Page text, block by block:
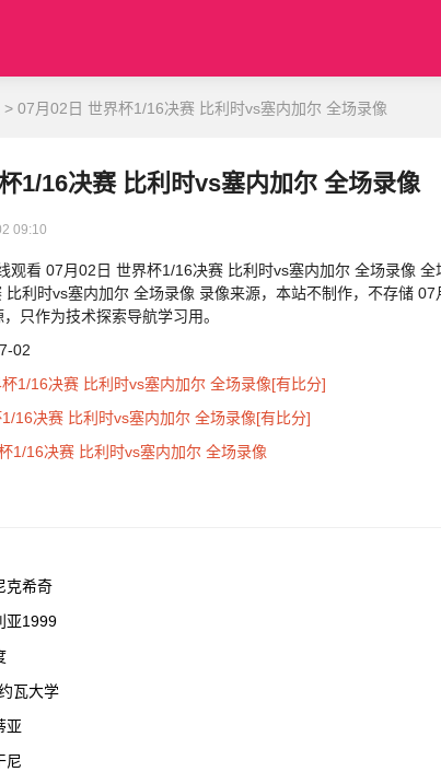
> 07月02日 世界杯1/16决赛 比利时vs塞内加尔 全场录像
1/16决赛 比利时vs塞内加尔 全场录像
09:10
观看 07月02日 世界杯1/16决赛 比利时vs塞内加尔 全场录像
比利时vs塞内加尔 全场录像 录像来源，本站不制作，不存储
只作为技术探索导航学习用。
02
1/16决赛 比利时vs塞内加尔 全场录像[有比分]
16决赛 比利时vs塞内加尔 全场录像[有比分]
1/16决赛 比利时vs塞内加尔 全场录像
克希奇
亚1999
瓦大学
亚
尼